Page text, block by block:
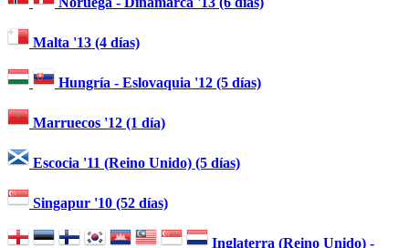
Malta '13 (4 días)
Hungría - Eslovaquia '12 (5 días)
Marruecos '12 (1 día)
Escocia '11 (Reino Unido) (5 días)
Singapur '10 (52 días)
Inglaterra (Reino Unido) -